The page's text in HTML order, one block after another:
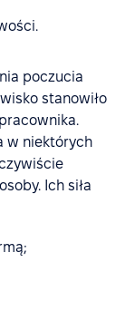
poczucia
stanowiło
w niektórych
Ich siła